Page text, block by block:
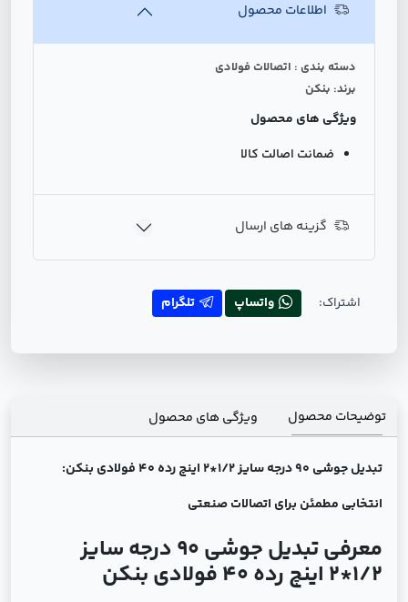
اطلاعات محصول
دسته بندی : اتصالات فولادی
برند: بنکن
ویژگی های محصول
ضمانت اصالت کالا
گزینه های ارسال
اشتراک: واتساپ تلگرام
توضیحات محصول ویژگی های محصول
تبدیل جوشی 90 درجه سایز 1/2*2 اینچ رده 40 فولادی بنکن:
انتخابی مطمئن برای اتصالات صنعتی
معرفی تبدیل جوشی 90 درجه سایز
1/2*2 اینچ رده 40 فولادی بنکن